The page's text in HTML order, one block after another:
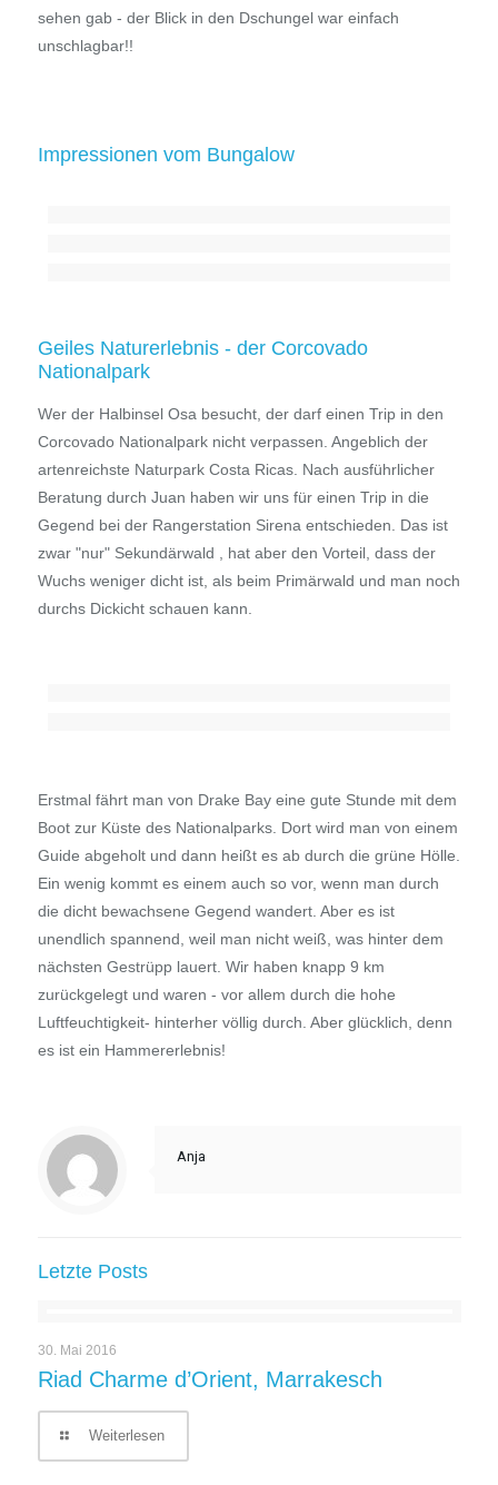
sehen gab - der Blick in den Dschungel war einfach
unschlagbar!!
Impressionen vom Bungalow
Geiles Naturerlebnis - der Corcovado
Nationalpark
Wer der Halbinsel Osa besucht, der darf einen Trip in den
Corcovado Nationalpark nicht verpassen. Angeblich der
artenreichste Naturpark Costa Ricas. Nach ausführlicher
Beratung durch Juan haben wir uns für einen Trip in die
Gegend bei der Rangerstation Sirena entschieden. Das ist
zwar "nur" Sekundärwald , hat aber den Vorteil, dass der
Wuchs weniger dicht ist, als beim Primärwald und man noch
durchs Dickicht schauen kann.
Erstmal fährt man von Drake Bay eine gute Stunde mit dem
Boot zur Küste des Nationalparks. Dort wird man von einem
Guide abgeholt und dann heißt es ab durch die grüne Hölle.
Ein wenig kommt es einem auch so vor, wenn man durch
die dicht bewachsene Gegend wandert. Aber es ist
unendlich spannend, weil man nicht weiß, was hinter dem
nächsten Gestrüpp lauert. Wir haben knapp 9 km
zurückgelegt und waren - vor allem durch die hohe
Luftfeuchtigkeit- hinterher völlig durch. Aber glücklich, denn
es ist ein Hammererlebnis!
Anja
Letzte Posts
30. Mai 2016
Riad Charme d’Orient, Marrakesch
Weiterlesen